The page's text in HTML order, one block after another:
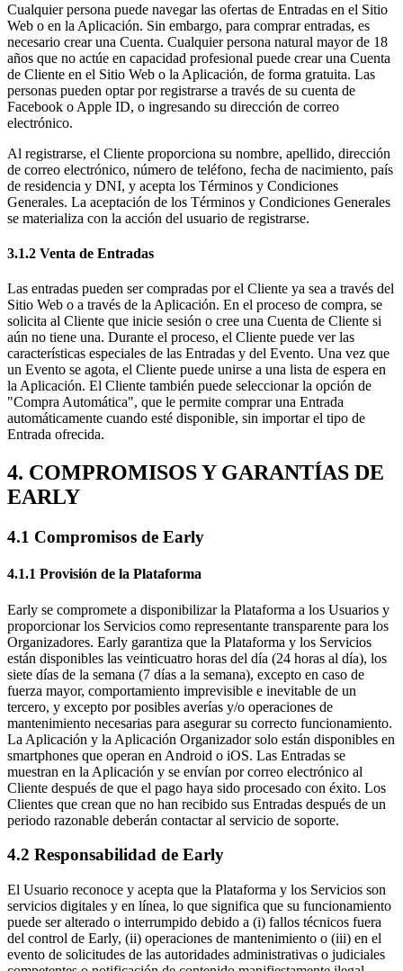
Cualquier persona puede navegar las ofertas de Entradas en el Sitio
Web o en la Aplicación. Sin embargo, para comprar entradas, es
necesario crear una Cuenta. Cualquier persona natural mayor de 18
años que no actúe en capacidad profesional puede crear una Cuenta
de Cliente en el Sitio Web o la Aplicación, de forma gratuita. Las
personas pueden optar por registrarse a través de su cuenta de
Facebook o Apple ID, o ingresando su dirección de correo
electrónico.
Al registrarse, el Cliente proporciona su nombre, apellido, dirección
de correo electrónico, número de teléfono, fecha de nacimiento, país
de residencia y DNI, y acepta los Términos y Condiciones
Generales. La aceptación de los Términos y Condiciones Generales
se materializa con la acción del usuario de registrarse.
3.1.2 Venta de Entradas
Las entradas pueden ser compradas por el Cliente ya sea a través del
Sitio Web o a través de la Aplicación. En el proceso de compra, se
solicita al Cliente que inicie sesión o cree una Cuenta de Cliente si
aún no tiene una. Durante el proceso, el Cliente puede ver las
características especiales de las Entradas y del Evento. Una vez que
un Evento se agota, el Cliente puede unirse a una lista de espera en
la Aplicación. El Cliente también puede seleccionar la opción de
"Compra Automática", que le permite comprar una Entrada
automáticamente cuando esté disponible, sin importar el tipo de
Entrada ofrecida.
4. COMPROMISOS Y GARANTÍAS DE
EARLY
4.1 Compromisos de Early
4.1.1 Provisión de la Plataforma
Early se compromete a disponibilizar la Plataforma a los Usuarios y
proporcionar los Servicios como representante transparente para los
Organizadores. Early garantiza que la Plataforma y los Servicios
están disponibles las veinticuatro horas del día (24 horas al día), los
siete días de la semana (7 días a la semana), excepto en caso de
fuerza mayor, comportamiento imprevisible e inevitable de un
tercero, y excepto por posibles averías y/o operaciones de
mantenimiento necesarias para asegurar su correcto funcionamiento.
La Aplicación y la Aplicación Organizador solo están disponibles en
smartphones que operan en Android o iOS. Las Entradas se
muestran en la Aplicación y se envían por correo electrónico al
Cliente después de que el pago haya sido procesado con éxito. Los
Clientes que crean que no han recibido sus Entradas después de un
periodo razonable deberán contactar al servicio de soporte.
4.2 Responsabilidad de Early
El Usuario reconoce y acepta que la Plataforma y los Servicios son
servicios digitales y en línea, lo que significa que su funcionamiento
puede ser alterado o interrumpido debido a (i) fallos técnicos fuera
del control de Early, (ii) operaciones de mantenimiento o (iii) en el
evento de solicitudes de las autoridades administrativas o judiciales